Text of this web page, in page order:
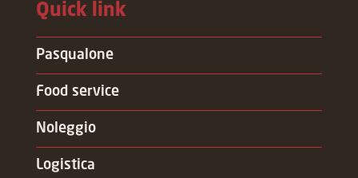
Quick link
Pasqualone
Food service
Noleggio
Logistica